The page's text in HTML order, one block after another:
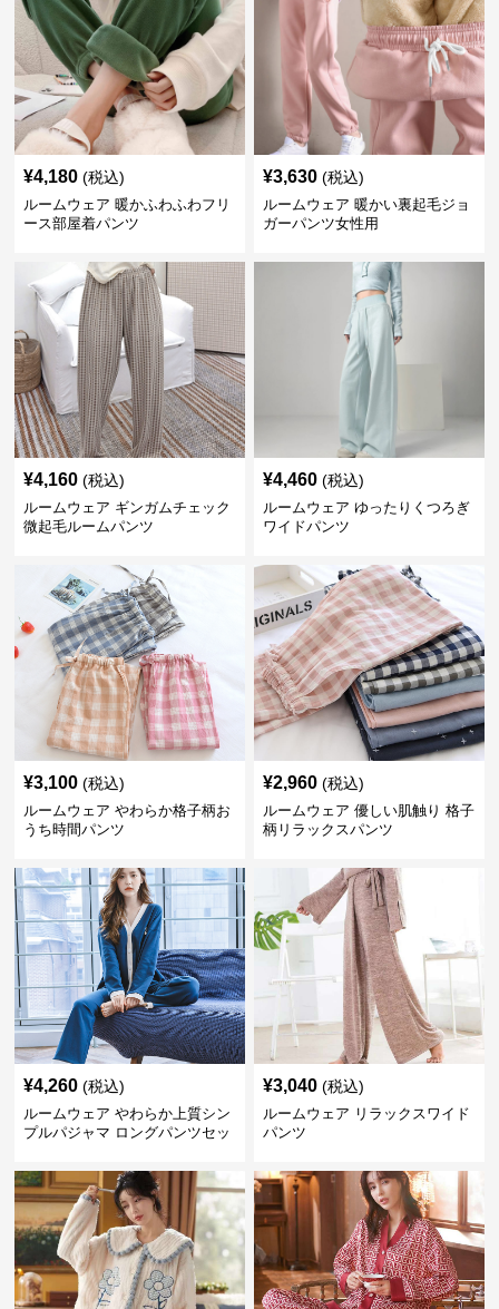
¥4,180 (税込)
ルームウェア 暖かふわふわフリ
ース部屋着パンツ
¥3,630 (税込)
ルームウェア 暖かい裏起毛ジョ
ガーパンツ女性用
¥4,160 (税込)
ルームウェア ギンガムチェック
微起毛ルームパンツ
¥4,460 (税込)
ルームウェア ゆったりくつろぎ
ワイドパンツ
¥3,100 (税込)
ルームウェア やわらか格子柄お
うち時間パンツ
¥2,960 (税込)
ルームウェア 優しい肌触り 格子
柄リラックスパンツ
¥4,260 (税込)
ルームウェア やわらか上質シン
プルパジャマ ロングパンツセッ
¥3,040 (税込)
ルームウェア リラックスワイド
パンツ